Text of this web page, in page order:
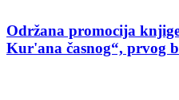
Održana promocija
Kur'ana časnog“, prvog